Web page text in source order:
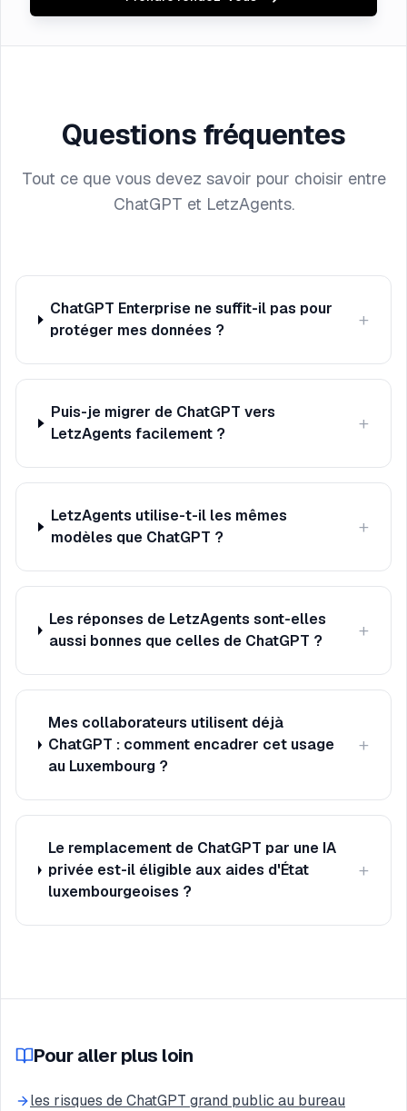
Questions fréquentes
Tout ce que vous devez savoir pour choisir entre
ChatGPT et LetzAgents.
ChatGPT Enterprise ne suffit-il pas pour
protéger mes données ?
+
Puis-je migrer de ChatGPT vers
LetzAgents facilement ?
+
LetzAgents utilise-t-il les mêmes
modèles que ChatGPT ?
+
Les réponses de LetzAgents sont-elles
aussi bonnes que celles de ChatGPT ?
+
Mes collaborateurs utilisent déjà
ChatGPT : comment encadrer cet usage
au Luxembourg ?
+
Le remplacement de ChatGPT par une IA
privée est-il éligible aux aides d'État
luxembourgeoises ?
+
Pour aller plus loin
les risques de ChatGPT grand public au bureau